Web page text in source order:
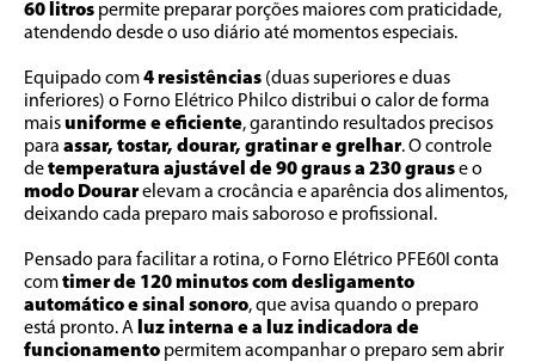
60 litros permite preparar porções maiores com praticidade,
atendendo desde o uso diário até momentos especiais.
Equipado com 4 resistências (duas superiores e duas
inferiores) o Forno Elétrico Philco distribui o calor de forma
mais uniforme e eficiente, garantindo resultados precisos
para assar, tostar, dourar, gratinar e grelhar. O controle
de temperatura ajustável de 90 graus a 230 graus
modo Dourar elevam a crocância e aparência dos alimentos,
deixando cada preparo mais saboroso e profissional.
Pensado para facilitar a rotina, o Forno Elétrico PFE60I conta
com timer de 120 minutos com desligamento
automático e sinal sonoro, que avisa quando o preparo
está pronto. A luz interna e a luz indicadora de
funcionamento permitem acompanhar o preparo sem abrir